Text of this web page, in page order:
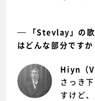
「Stevlay」の
はどんな部分ですか
Hiyn（
さっき
すけど